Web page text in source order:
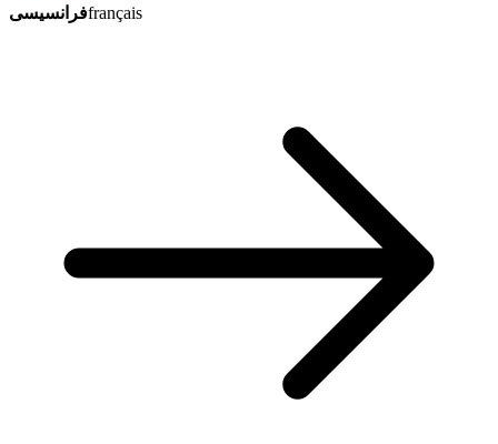
فرانسیسیfrançais